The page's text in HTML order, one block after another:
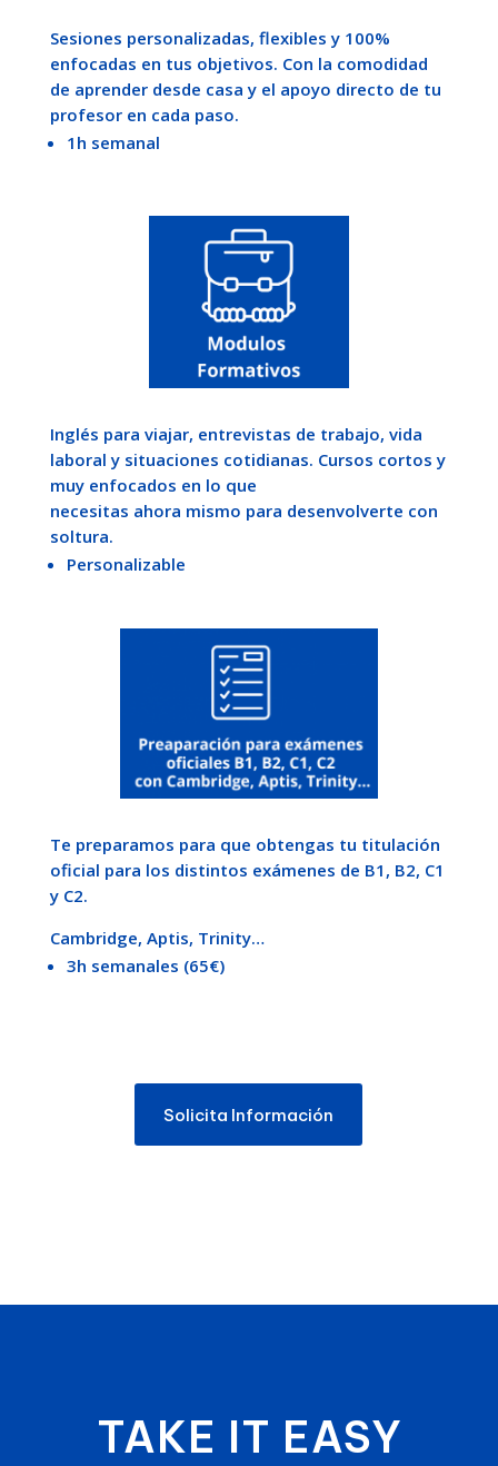
Sesiones personalizadas, flexibles y 100%
enfocadas en tus objetivos. Con la comodidad
de aprender desde casa y el apoyo directo de tu
profesor en cada paso.
1h semanal
Inglés para viajar, entrevistas de trabajo, vida
laboral y situaciones cotidianas. Cursos cortos y
muy enfocados en lo que
necesitas ahora mismo para desenvolverte con
soltura.
Personalizable
Te preparamos para que obtengas tu titulación
oficial para los distintos exámenes de B1, B2, C1
y C2.
Cambridge, Aptis, Trinity…
3h semanales (65€)
Solicita Información
TAKE IT EASY